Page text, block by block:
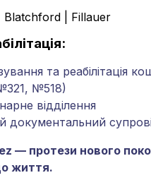
Blatchford | Fillauer
та реабілітація
№518)
відділення
документальний
— протези нового
життя.